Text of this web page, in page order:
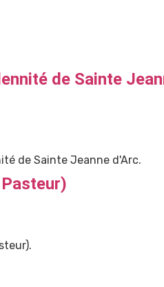
de Sainte
de Sainte Jeanne d'Arc.